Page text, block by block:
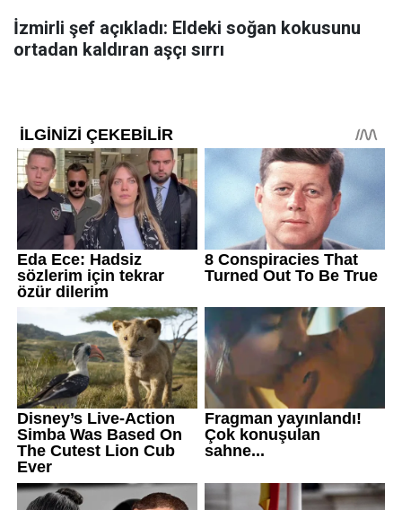
İzmirli şef açıkladı: Eldeki soğan kokusunu
ortadan kaldıran aşçı sırrı